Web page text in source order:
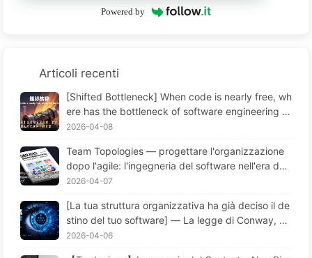
Powered by
Articoli recenti
[Shifted Bottleneck] When code is nearly free, wh
ere has the bottleneck of software engineering g
one? The Transformation of Software Engineering
2026-04-08
Team Topologies — progettare l'organizzazione
dopo l'agile: l'ingegneria del software nell'era del
l'AI (Learn AI Slowly 172)
2026-04-07
[La tua struttura organizzativa ha già deciso il de
stino del tuo software] — La legge di Conway, un
a legge fondamentale della gestione sottostimata
2026-04-06